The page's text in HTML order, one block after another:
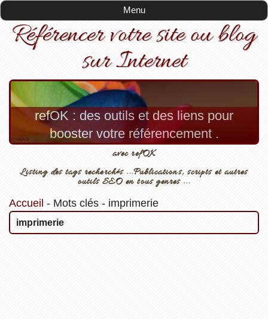
Menu
Référencer votre site ou blog
sur Internet
refOK : des outils et des liens pour
booster votre référencement .
avec refOK
Listing des tags recherchés ...Publications, scripts et autres
outils SEO en tous genres ...
Accueil - Mots clés- imprimerie
imprimerie